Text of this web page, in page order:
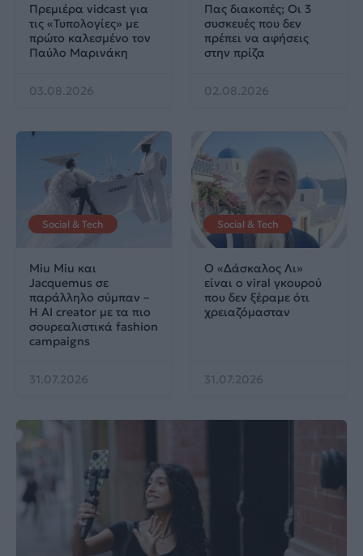
Πρεμιέρα vidcast για
τις «Τυπολογίες» με
πρώτο καλεσμένο τον
Παύλο Μαρινάκη
03.08.2026
Πας διακοπές; Οι 3
συσκευές που δεν
πρέπει να αφήσεις
στην πρίζα
02.08.2026
Social & Tech
Miu Miu και
Jacquemus σε
παράλληλο σύμπαν –
Η AI creator με τα πιο
σουρεαλιστικά fashion
campaigns
31.07.2026
Social & Tech
Ο «Δάσκαλος Λι»
είναι ο viral γκουρού
που δεν ξέραμε ότι
χρειαζόμασταν
31.07.2026